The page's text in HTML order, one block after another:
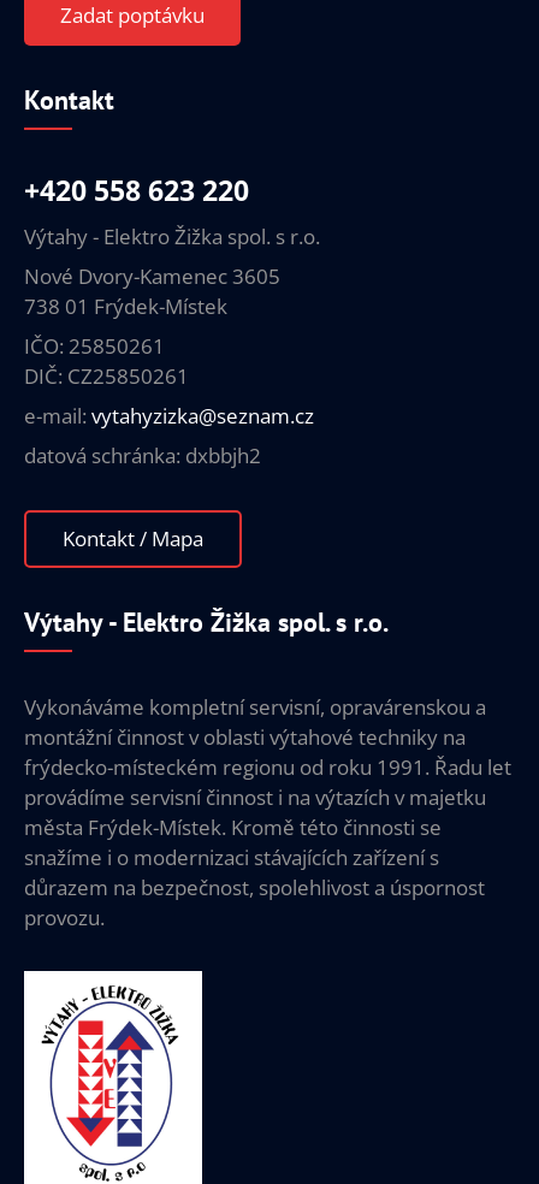
Zadat poptávku
Kontakt
+420 558 623 220
Výtahy - Elektro Žižka spol. s r.o.
Nové Dvory-Kamenec 3605
738 01 Frýdek-Místek
IČO: 25850261
DIČ: CZ25850261
e-mail: vytahyzizka@seznam.cz
datová schránka: dxbbjh2
Kontakt / Mapa
Výtahy - Elektro Žižka spol. s r.o.
Vykonáváme kompletní servisní, opravárenskou a
montážní činnost v oblasti výtahové techniky na
frýdecko-místeckém regionu od roku 1991. Řadu let
provádíme servisní činnost i na výtazích v majetku
města Frýdek-Místek. Kromě této činnosti se
snažíme i o modernizaci stávajících zařízení s
důrazem na bezpečnost, spolehlivost a úspornost
provozu.